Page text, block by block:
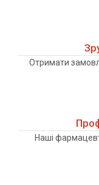
Отримати
Наші